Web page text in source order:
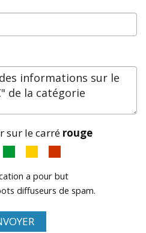
sur le carré rouge
a pour but
diffuseurs de spam.